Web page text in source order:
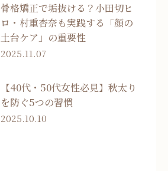
骨格矯正で垢抜ける？小田切ヒ
ロ・村重杏奈も実践する「顔の
土台ケア」の重要性
2025.11.07
【40代・50代女性必見】秋太り
を防ぐ5つの習慣
2025.10.10